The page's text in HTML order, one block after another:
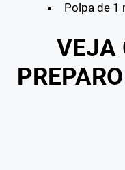
Polpa de 1
VEJA